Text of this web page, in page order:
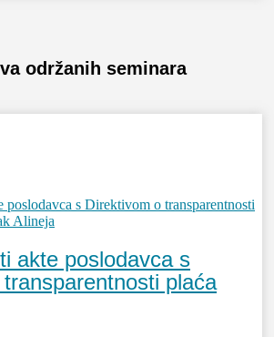
održanih seminara
akte poslodavca s
plaća